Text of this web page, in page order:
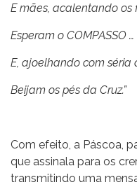
E mães, acalentando os
Esperam o COMPASSO …
E, ajoelhando com séria
Beijam os pés da Cruz.”
Com efeito, a Páscoa,
que assinala para os
transmitindo uma